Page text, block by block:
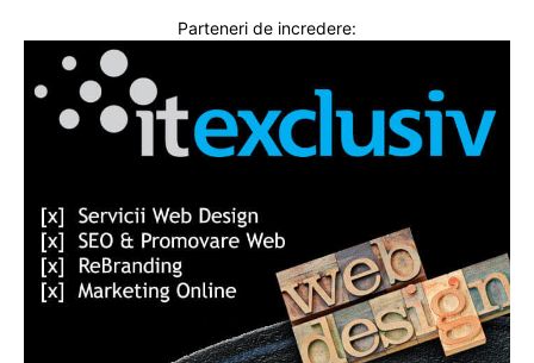
Parteneri de incredere: